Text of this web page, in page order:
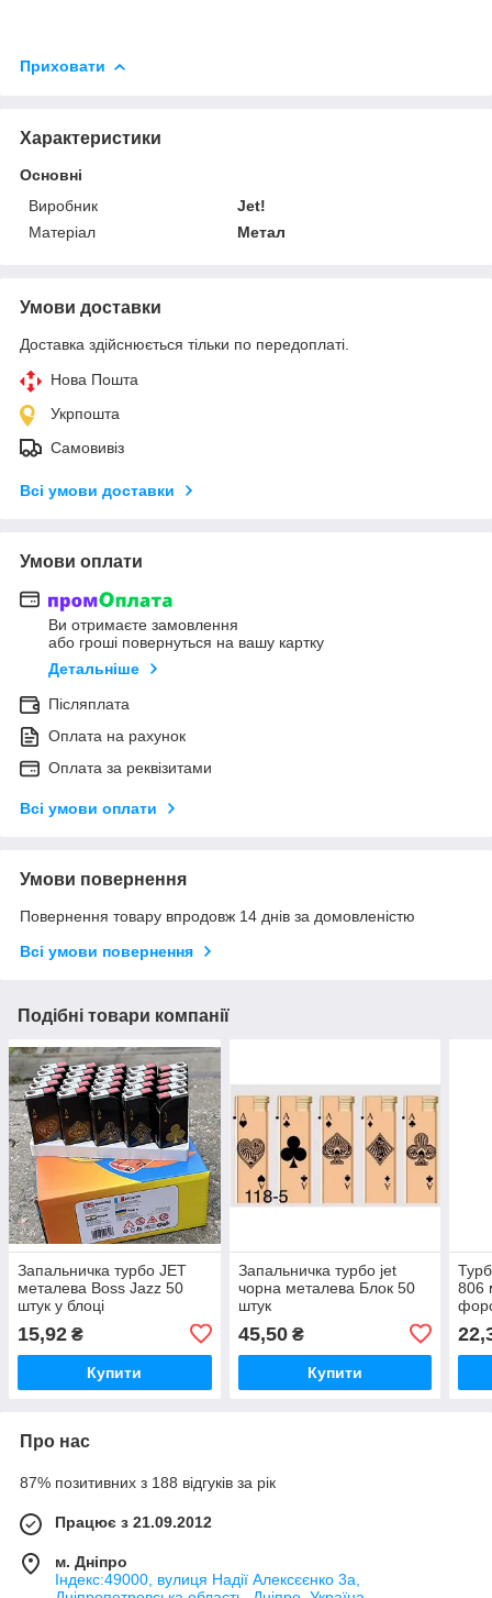
Приховати
Характеристики
Основні
Виробник
Jet!
Матеріал
Метал
Умови доставки
Доставка здійснюється тільки по передоплаті.
Нова Пошта
Укрпошта
Самовивіз
Всі умови доставки
Умови оплати
Ви отримаєте замовлення
або гроші повернуться на вашу картку
Детальніше
Післяплата
Оплата на рахунок
Оплата за реквізитами
Всі умови оплати
Умови повернення
Повернення товару впродовж 14 днів за домовленістю
Всі умови повернення
Подібні товари компанії
Запальничка турбо JET
металева Boss Jazz 50
штук у блоці
15,92 ₴
Купити
Запальничка турбо jet
чорна металева Блок 50
штук
45,50₴
Купити
806
Про нас
87% позитивних з 188 відгуків за рік
Працює з 21.09.2012
м. Дніпро
Індекс:49000, вулиця Надії Алексєєнко 3а,